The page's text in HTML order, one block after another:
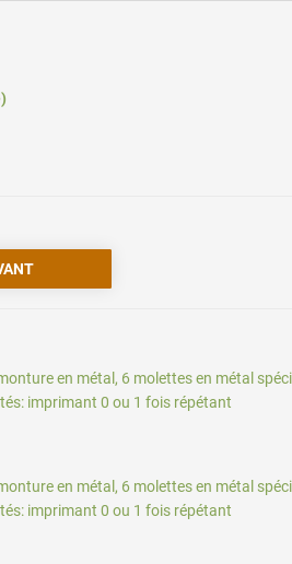
en métal, 6 molettes en métal
imprimant 0 ou 1 fois répétant
en métal, 6 molettes en métal
imprimant 0 ou 1 fois répétant